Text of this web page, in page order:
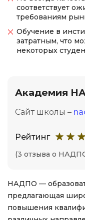
соответствует
требованиям
Обучение в
затратным, что
некоторых
Академия
Сайт школы –
Рейтинг
(3 отзыва о
НАДПО —
предлагающая
повышения